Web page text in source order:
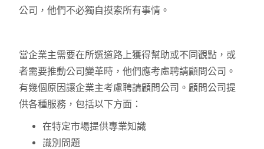
公司，他們不必獨自摸索所有事情。
當企業主需要在所選道路上獲得幫助或不同觀點，或
者需要推動公司變革時，他們應考慮聘請顧問公司。
有幾個原因讓企業主考慮聘請顧問公司。顧問公司提
供各種服務，包括以下方面：
在特定市場提供專業知識
識別問題